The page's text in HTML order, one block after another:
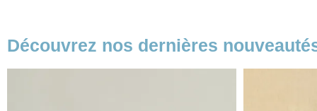
Découvrez nos dernières